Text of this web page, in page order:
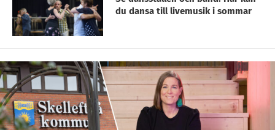
du dansa till livemusik i sommar